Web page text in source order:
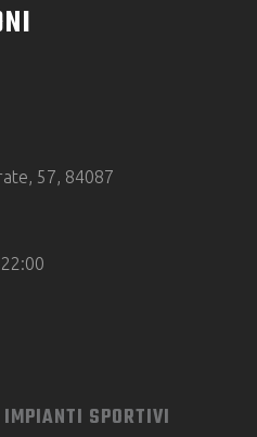
57, 84087
SPORTIVI